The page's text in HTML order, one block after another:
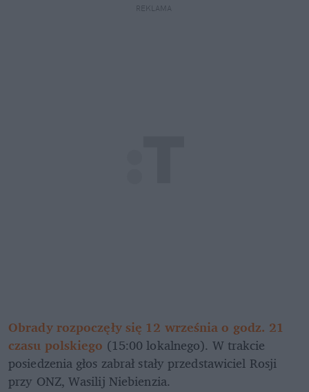
REKLAMA
Obrady rozpoczęły się 12 września o godz. 21
czasu polskiego (15:00 lokalnego). W trakcie
posiedzenia głos zabrał stały przedstawiciel Rosji
przy ONZ, Wasilij Niebienzia.